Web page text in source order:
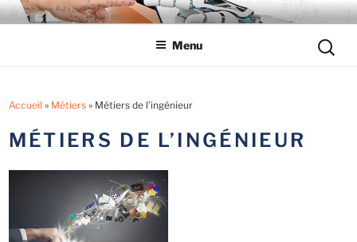
Aller
auLYCÉE LES EUCALYPTUS
Tout savoir sur le lycée professionnel
Menu
pour
Accueil » Métiers» Métiers de l’ingénieur
MÉTIERS DE L’INGÉNIEUR